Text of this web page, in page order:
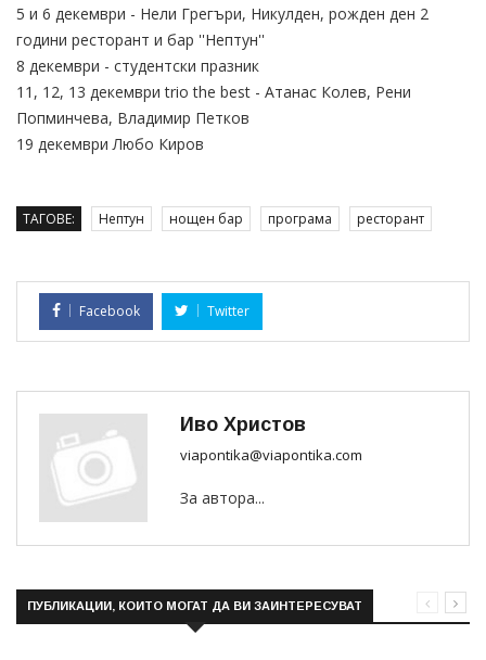
5 и 6 декември - Нели Грегъри, Никулден, рожден ден 2
години ресторант и бар ''Нептун''
8 декември - студентски празник
11, 12, 13 декември trio the best - Атанас Колев, Рени
Попминчева, Владимир Петков
19 декември Любо Киров
ТАГОВЕ: Нептун нощен бар програма ресторант
Facebook Twitter
Иво Христов
viapontika@viapontika.com
За автора...
ПУБЛИКАЦИИ, КОИТО МОГАТ ДА ВИ ЗАИНТЕРЕСУВАТ